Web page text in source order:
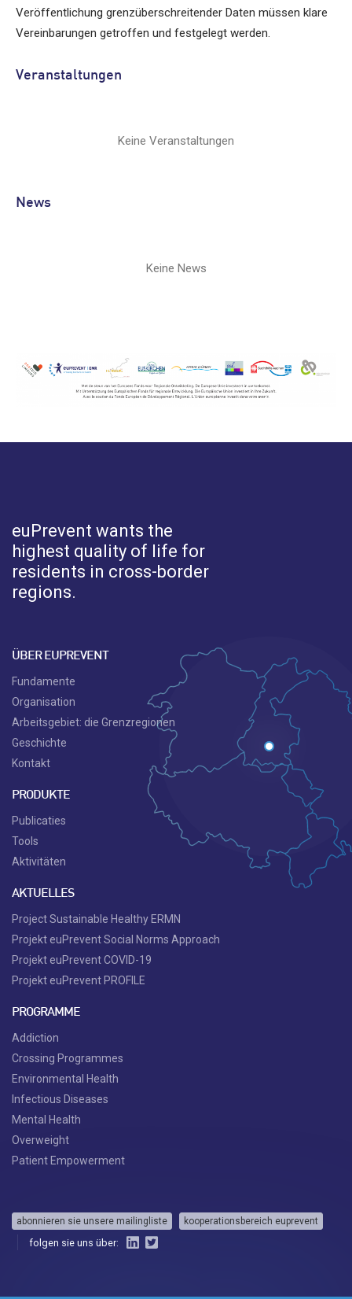
Veröffentlichung grenzüberschreitender Daten müssen klare
Vereinbarungen getroffen und festgelegt werden.
Veranstaltungen
Keine Veranstaltungen
News
Keine News
euPrevent wants the
highest quality of life for
residents in cross-border
regions.
ÜBER EUPREVENT
Fundamente
Organisation
Arbeitsgebiet: die Grenzregionen
Geschichte
Kontakt
PRODUKTE
Publicaties
Tools
Aktivitäten
AKTUELLES
Project Sustainable Healthy ERMN
Projekt euPrevent Social Norms Approach
Projekt euPrevent COVID-19
Projekt euPrevent PROFILE
PROGRAMME
Addiction
Crossing Programmes
Environmental Health
Infectious Diseases
Mental Health
Overweight
Patient Empowerment
abonnieren sie unsere mailingliste kooperationsbereich euprevent
folgen sie uns über: